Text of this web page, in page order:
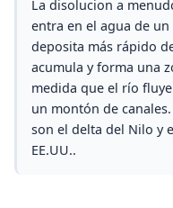
La disolucion a
entra en el agua de
deposita más rápido
acumula y forma una
medida que el río
un montón de
son el delta del Nilo y
EE.UU..